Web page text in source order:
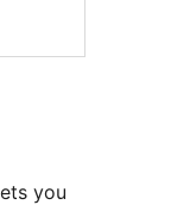
you